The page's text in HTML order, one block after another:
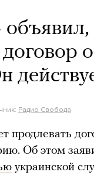
Радио Свобода
продлевать
Об этом
украинской